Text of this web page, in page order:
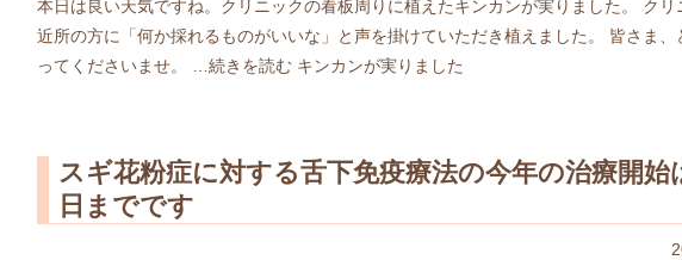
本日は良い天気ですね。クリニックの看板周りに植えたキンカンが実りました。 クリ
近所の方に「何か採れるものがいいな」と声を掛けていただき植えました。 皆さま、
ってくださいませ。 … 続きを読む キンカンが実りました
スギ花粉症に対する舌下免疫療法の今年の治療開始
日までです